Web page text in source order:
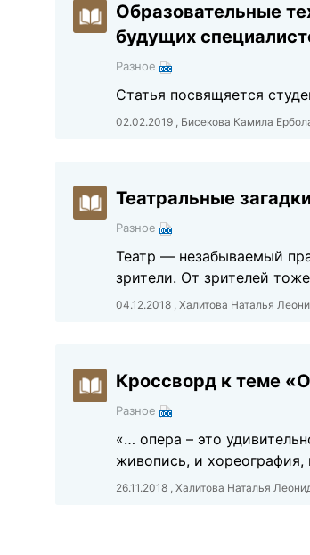
Образовательные
будущих
Разное
Статья посвящяется
02.02.2019 , Бисекова Камила
Театральные
Разное
Театр — незабываемый
зрители. От зрителей
04.12.2018 , Халитова Наталья
Кроссворд к теме
Разное
«… опера – это
живопись, и хореография,
26.11.2018 , Халитова Наталья